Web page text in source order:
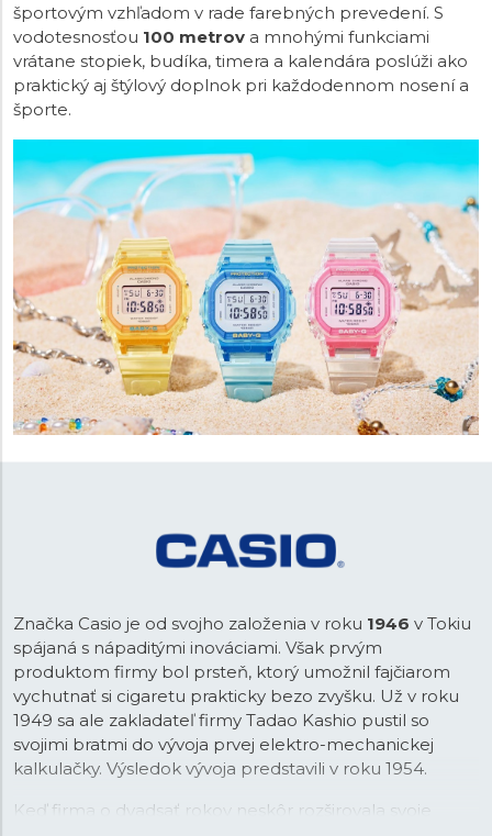
športovým vzhľadom v rade farebných prevedení. S
vodotesnosťou 100 metrov a mnohými funkciami
vrátane stopiek, budíka, timera a kalendára poslúži ako
praktický aj štýlový doplnok pri každodennom nosení a
športe.
Značka Casio je od svojho založenia v roku 1946 v Tokiu
spájaná s nápaditými inováciami. Však prvým
produktom firmy bol prsteň, ktorý umožnil fajčiarom
vychutnať si cigaretu prakticky bezo zvyšku. Už v roku
1949 sa ale zakladateľ firmy Tadao Kashio pustil so
svojimi bratmi do vývoja prvej elektro-mechanickej
kalkulačky. Výsledok vývoja predstavili v roku 1954.
Keď firma o dvadsať rokov neskôr rozširovala svoje